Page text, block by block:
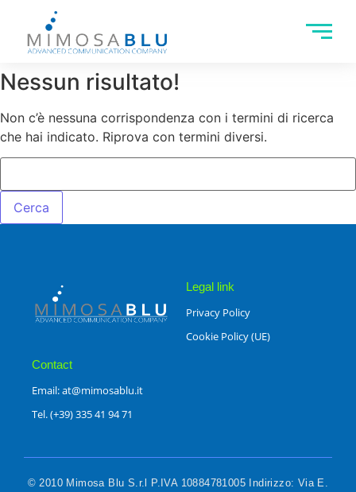
Nessun risultato!
Non c’è nessuna corrispondenza con i termini di ricerca
che hai indicato. Riprova con termini diversi.
Legal link
Privacy Policy
Cookie Policy (UE)
Contact
Email: at@mimosablu.it
Tel. (+39) 335 41 94 71
© 2010 Mimosa Blu S.r.l P.IVA 10884781005 Indirizzo: Via E.